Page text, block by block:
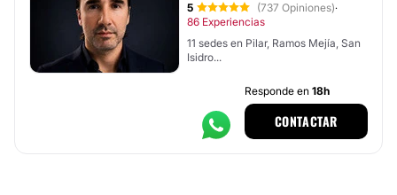
5 (737 Opiniones)·
86 Experiencias
11 sedes en Pilar, Ramos Mejía, San
Isidro...
Responde en 18h
CONTACTAR